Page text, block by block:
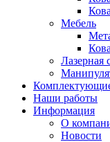
Мебель
Лазерная
Наши работы
Информация
О
Новости